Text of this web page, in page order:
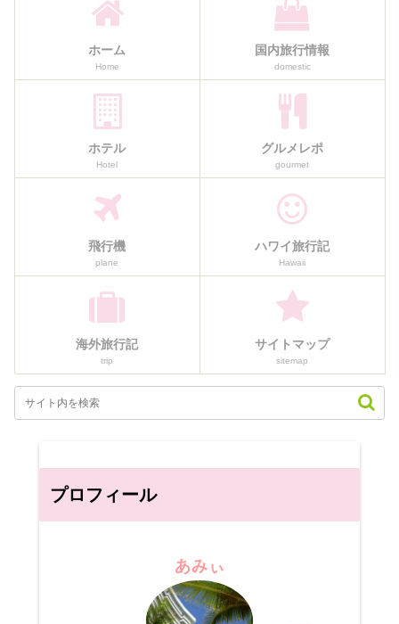
ホーム
Home
国内旅行情報
domestic
ホテル
Hotel
グルメレポ
gourmet
飛行機
plane
ハワイ旅行記
Hawaii
海外旅行記
trip
サイトマップ
sitemap
プロフィール
あみぃ